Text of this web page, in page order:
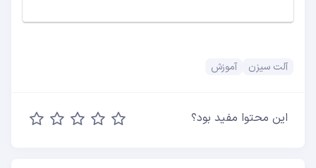
آلت سیزن آموزش
این محتوا مفید بود؟